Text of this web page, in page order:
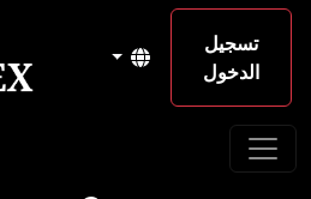
تسجيل
الدخول